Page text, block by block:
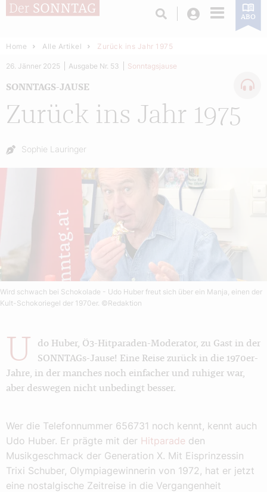
Login ABO
Home Alle Artikel Zurück ins Jahr 1975
Zurück ins Jahr 1975
SONNTAGS-JAUSE
26. Jänner 2025 Ausgabe Nr. 53 Sonntagsjause
Autor:
Sophie Lauringer
Wird schwach bei Schokolade - Udo Huber freut sich über ein Manja, einen der
Kult-Schokoriegel der 1970er. ©Redaktion
U
do Huber, Ö3-Hitparaden-Moderator, zu Gast in der
SONNTAGs-Jause! Eine Reise zurück in die 1970er-
Jahre, in der manches noch einfacher und ruhiger war,
aber deswegen nicht unbedingt besser.
Wer die Telefonnummer 656731 noch kennt, kennt auch
Udo Huber. Er prägte mit der Hitparade den
Musikgeschmack der Generation X. Mit Eisprinzessin
Trixi Schuber, Olympiagewinnerin von 1972, hat er jetzt
eine nostalgische Zeitreise in die Vergangenheit